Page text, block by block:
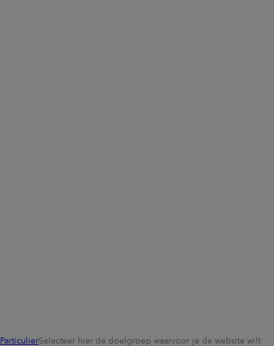
ParticulierSelecteer hier de doelgroep waarvoor je de website wilt